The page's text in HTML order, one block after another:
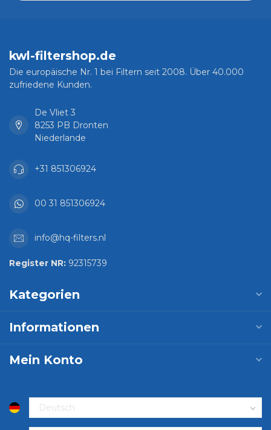
kwl-filtershop.de
Die europäische Nr. 1 bei Filtern seit 2008. Über 40.000
zufriedene Kunden.
De Vliet 3
8253 PB Dronten
Niederlande
+31 851306924
00 31 851306924
info@hq-filters.nl
Register NR: 92315739
Kategorien
Informationen
Mein Konto